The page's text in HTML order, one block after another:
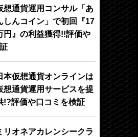
想通貨運用コンサル「あ
しんコイン」で初回『17
円』の利益獲得!!評価や
本仮想通貨オンラインは
想通貨運用サービスを提
!?評価や口コミを検証
リオネアカレンシークラ